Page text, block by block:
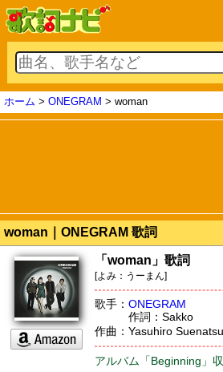
ホーム > ONEGRAM > woman
woman｜ONEGRAM 歌詞
「woman」歌詞
[よみ：うーまん]
歌手： ONEGRAM
作詞：Sakko
作曲：Yasuhiro Suenatsu
アルバム「Beginning」